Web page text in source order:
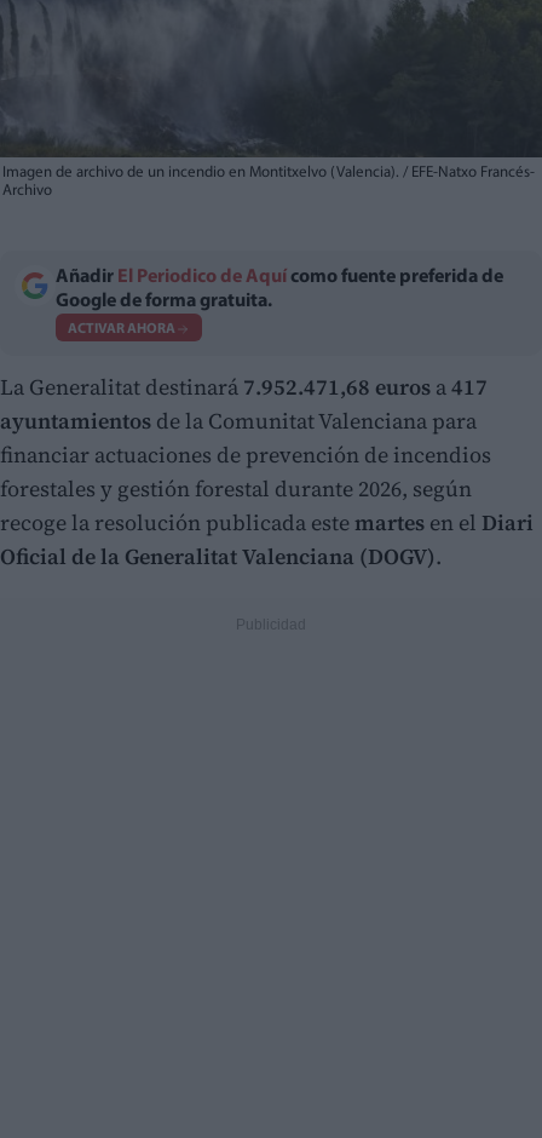
Imagen de archivo de un incendio en Montitxelvo (Valencia). / EFE-Natxo Francés-
Archivo
Añadir El Periodico de Aquí como fuente preferida de
Google de forma gratuita.
ACTIVAR AHORA
La Generalitat destinará 7.952.471,68 euros a417
ayuntamientos de la Comunitat Valenciana para
financiar actuaciones de prevención de incendios
forestales y gestión forestal durante 2026, según
recoge la resolución publicada estemartes en el Diari
Oficial de la Generalitat Valenciana (DOGV).